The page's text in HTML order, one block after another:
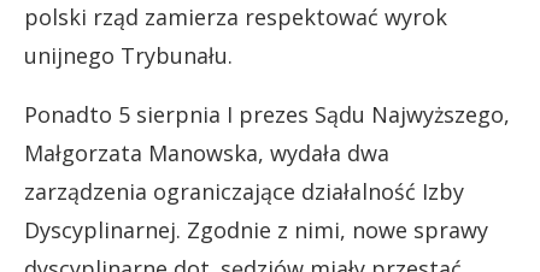
polski rząd zamierza respektować wyrok
unijnego Trybunału.
Ponadto 5 sierpnia I prezes Sądu Najwyższego,
Małgorzata Manowska, wydała dwa
zarządzenia ograniczające działalność Izby
Dyscyplinarnej. Zgodnie z nimi, nowe sprawy